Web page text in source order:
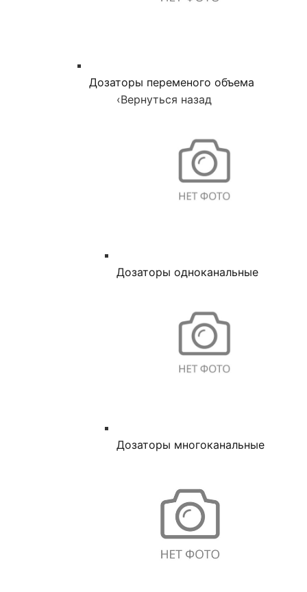
Дозаторы переменого объема
‹Вернуться назад
Дозаторы одноканальные
Дозаторы многоканальные